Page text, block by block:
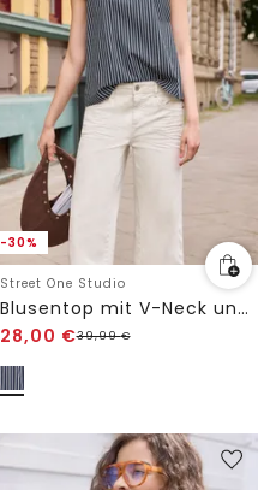
-30%
Street One Studio
Blusentop mit V-Neck und Streifen
28,00 €39,99€